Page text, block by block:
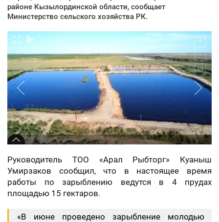
районе Кызылординской области, сообщает
Министерство сельского хозяйства РК.
Руководитель ТОО «Арал Рыбторг» Куаныш
Умирзаков сообщил, что в настоящее время
работы по зарыблению ведутся в 4 прудах
площадью 15 гектаров.
«В июне проведено зарыбление молодью